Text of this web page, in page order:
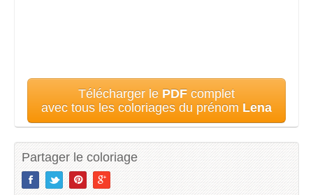
Télécharger le PDF complet
avec tous les coloriages du prénom Lena
Partager le coloriage